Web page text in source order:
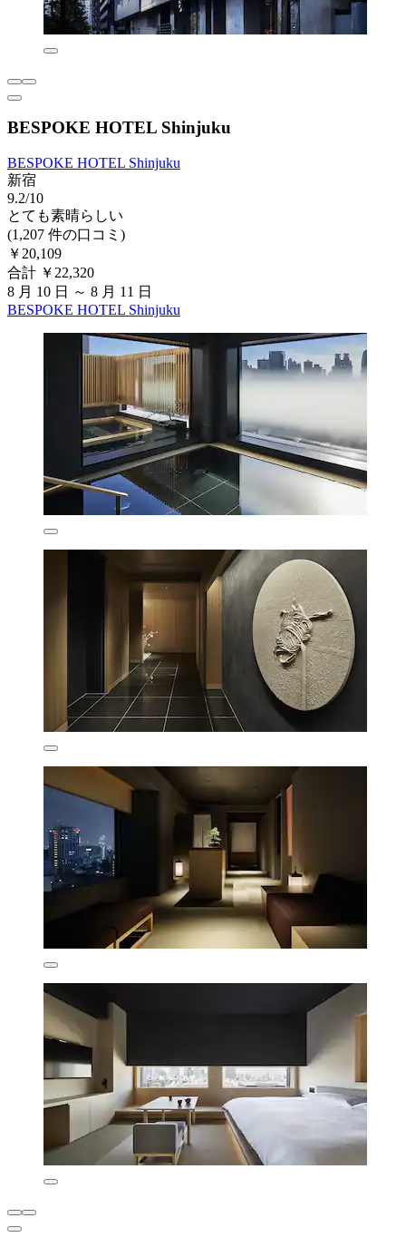
BESPOKE HOTEL Shinjuku
BESPOKE HOTEL Shinjuku
新宿
9.2/10
とても素晴らしい
(1,207 件の口コミ)
￥20,109
合計 ￥22,320
8 月 10 日 ～ 8 月 11 日
BESPOKE HOTEL Shinjuku